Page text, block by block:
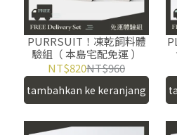
PURRSUIT！凍乾飼料體
驗組（ 本島宅配免運 ）
NT$820NT$960
tambahkan ke keranjang